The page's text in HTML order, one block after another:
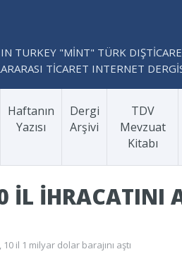
TURKEY "MİNT" TÜRK
TİCARET INTERNET
Haftanın
Yazısı
Dergi
Arşivi
TDV
Mevzuat
Kitabı
IL IHRACATINI
10 il 1 milyar dolar barajını aştı